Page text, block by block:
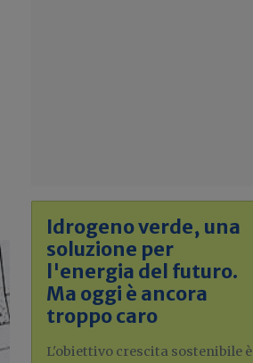
Idrogeno verde, una
soluzione per
l'energia del futuro.
Ma oggi è ancora
troppo caro
L'obiettivo crescita sostenibile è